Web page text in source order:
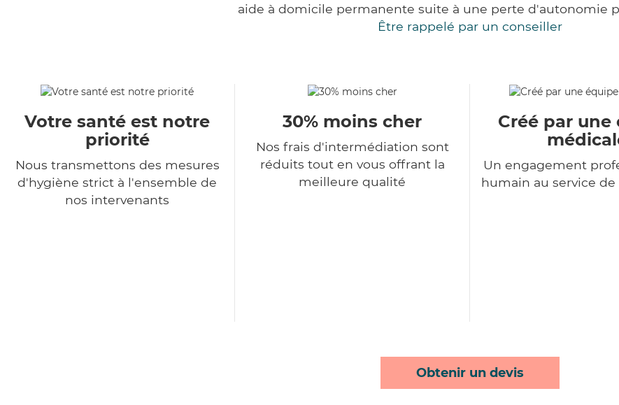
aide à domicile permanente suite à une perte d'autonomie
Être rappelé par un conseiller
Votre santé est notre
priorité
Nous transmettons des mesures
d'hygiène strict à l'ensemble de
nos intervenants
30% moins cher
Nos frais d'intermédiation sont
réduits tout en vous offrant la
meilleure qualité
Créé par une
Un engagement
humain au service
Obtenir un devis